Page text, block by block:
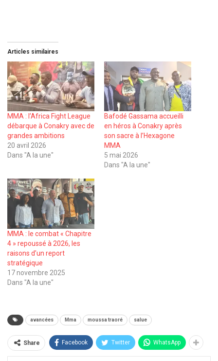
Articles similaires
MMA : l’Africa Fight League
débarque à Conakry avec de
grandes ambitions
20 avril 2026
Dans "A la une"
Bafodé Gassama accueilli
en héros à Conakry après
son sacre à l’Hexagone
MMA
5 mai 2026
Dans "A la une"
MMA : le combat « Chapitre
4 » repoussé à 2026, les
raisons d’un report
stratégique
17 novembre 2025
Dans "A la une"
avancées Mma moussa traoré salue
Share Facebook Twitter WhatsApp